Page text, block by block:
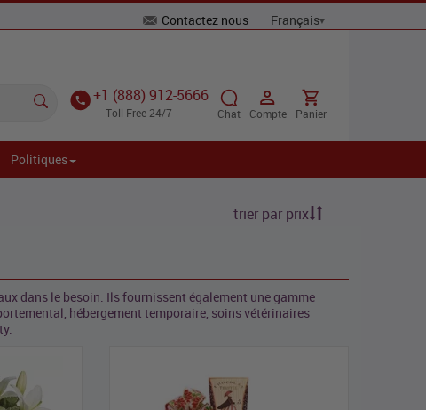
Contactez nous
+1 (888) 912-5666
Toll-Free 24/7 Chat Compte Panier
Politiques
trier par prix
dans le besoin. Ils fournissent également une gamme
hébergement temporaire, soins vétérinaires